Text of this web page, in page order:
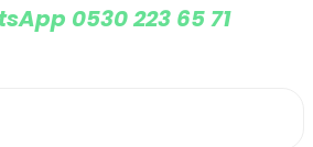
0530 223 65 71